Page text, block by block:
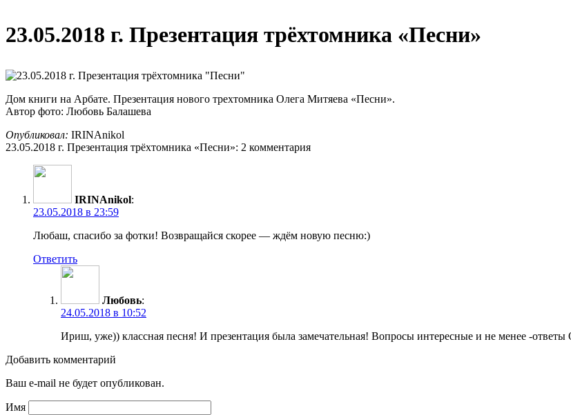
23.05.2018 г. Презентация трёхтомника «Песни»
Дом книги на Арбате. Презентация нового трехтомника Олега Митяева «Песни».
Автор фото: Любовь Балашева
Опубликовал: IRINAnikol
23.05.2018 г. Презентация трёхтомника «Песни»: 2 комментария
IRINAnikol:
23.05.2018 в 23:59
Любаш, спасибо за фотки! Возвращайся скорее — ждём новую песню:)
Ответить
Любовь:
24.05.2018 в 10:52
Ириш, уже)) классная песня! И презентация была замечательная! Вопросы интересные и не менее -ответы
Добавить комментарий
Ваш e-mail не будет опубликован.
Имя